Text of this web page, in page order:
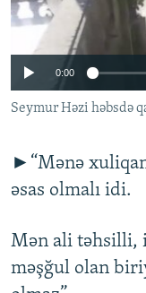
İNFOQRAFIKA
KARIKATURA
AZƏRBAYCAN
İSLAM VƏ
İZ - MƏDƏNIYYƏT
MISSIYAMIZ
PEŞƏ ETIKASI VƏ
MATERIALLARIMIZDAN
AZADLIQRADIOSU
XƏBƏR
BIZI IZLƏ
RFE/RL-in bütün
0:00
Seymur Həzi həbsdə
►“Mənə
əsas olmalı idi.
Mən ali təhsilli,
məşğul olan